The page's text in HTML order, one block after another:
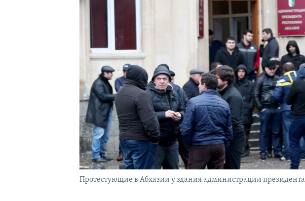
Протестующие в Абхазии у здания администрации президента